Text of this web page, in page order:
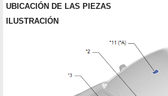
UBICACIÓN DE LAS PIEZAS
ILUSTRACIÓN